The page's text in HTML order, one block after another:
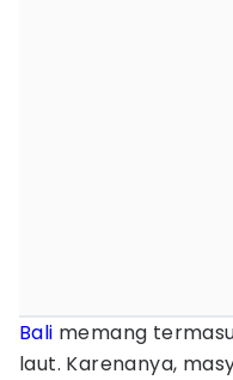
Bali memang
laut. Karenanya,